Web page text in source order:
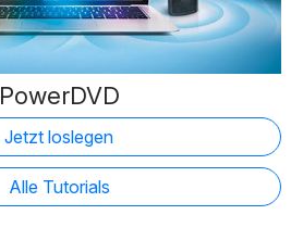
PowerDVD
Jetzt loslegen
Alle Tutorials